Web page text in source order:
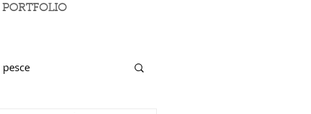
PORTFOLIO
pesce